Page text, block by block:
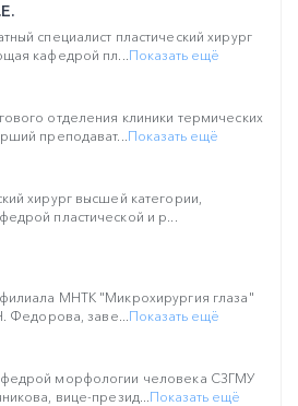
специалист пластический хирург
кафедрой пл...Показать ещё
отделения клиники термических
преподават...Показать ещё
хирург высшей категории,
пластической и р...
МНТК "Микрохирургия глаза"
Федорова, заве...Показать ещё
морфологии человека СЗГМУ
вице-презид...Показать ещё